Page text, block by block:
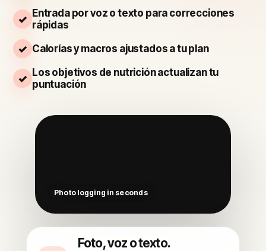
Entrada por voz o texto para correcciones
rápidas
Calorías y macros ajustados a tu plan
Los objetivos de nutrición actualizan tu
puntuación
Foto, voz o texto.